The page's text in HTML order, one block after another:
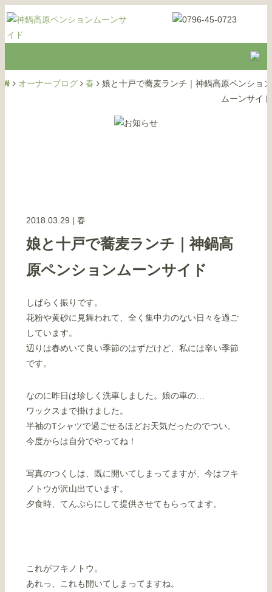
オーナーブログ 春
娘と十戸で蕎麦ランチ｜神鍋高原ペンション
ムーンサイド
2018.03.29 | 春
娘と十戸で蕎麦ランチ｜神鍋高
原ペンションムーンサイド
しばらく振りです。
花粉や黄砂に見舞われて、全く集中力のない日々を過ご
しています。
辺りは春めいて良い季節のはずだけど、私には辛い季節
です。
なのに昨日は珍しく洗車しました。娘の車の…
ワックスまで掛けました。
半袖のTシャツで過ごせるほどお天気だったのでつい。
今度からは自分でやってね！
写真のつくしは、既に開いてしまってますが、今はフキ
ノトウが沢山出ています。
夕食時、てんぷらにして提供させてもらってます。
これがフキノトウ。
あれっ、これも開いてしまってますね。